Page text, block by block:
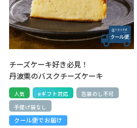
チーズケーキ好き必見！
丹波栗のバスクチーズケーキ
人気 eギフト対応
包装のし不可
手提げ袋なし
クール便でお届け